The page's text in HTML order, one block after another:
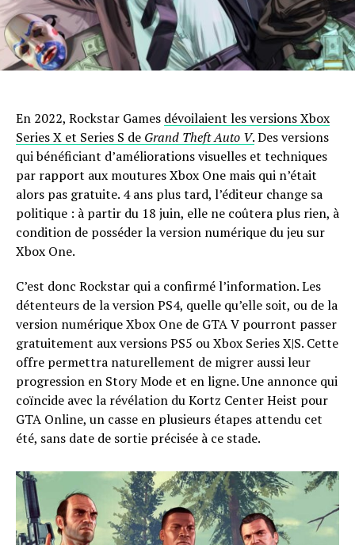
En 2022, Rockstar Games dévoilaient les versions Xbox
Series X et Series S de Grand Theft Auto V.Des versions
qui bénéficiant d’améliorations visuelles et techniques
par rapport aux moutures Xbox One mais qui n’était
alors pas gratuite. 4 ans plus tard, l’éditeur change sa
politique : à partir du 18 juin, elle ne coûtera plus rien, à
condition de posséder la version numérique du jeu sur
Xbox One.
C’est donc Rockstar qui a confirmé l’information. Les
détenteurs de la version PS4, quelle qu’elle soit, ou de la
version numérique Xbox One de GTA V pourront passer
gratuitement aux versions PS5 ou Xbox Series X|S. Cette
offre permettra naturellement de migrer aussi leur
progression en Story Mode et en ligne. Une annonce qui
coïncide avec la révélation du Kortz Center Heist pour
GTA Online, un casse en plusieurs étapes attendu cet
été, sans date de sortie précisée à ce stade.